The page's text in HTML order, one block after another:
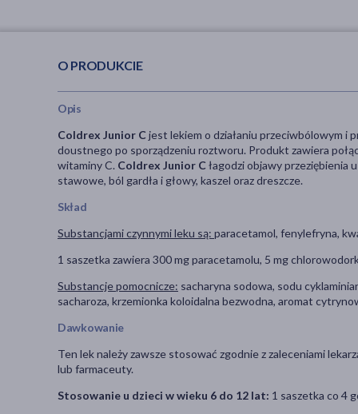
O PRODUKCIE
Opis
Coldrex Junior C jest lekiem o działaniu przeciwbólowym i
doustnego po sporządzeniu roztworu. Produkt zawiera
witaminy C. Coldrex Junior C łagodzi objawy przeziębienia
stawowe, ból gardła i głowy, kaszel oraz dreszcze.
Skład
Substancjami czynnymi leku są: paracetamol, fenylefryna,
1 saszetka zawiera 300 mg paracetamolu, 5 mg
Substancje pomocnicze: sacharyna sodowa, sodu
sacharoza, krzemionka koloidalna bezwodna, aromat
Dawkowanie
Ten lek należy zawsze stosować zgodnie z zaleceniami
lub farmaceuty.
Stosowanie u dzieci w wieku 6 do 12 lat: 1 saszetka co 4